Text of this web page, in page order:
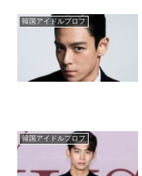
韓国アイドルプロフ
韓国アイドルプロフ